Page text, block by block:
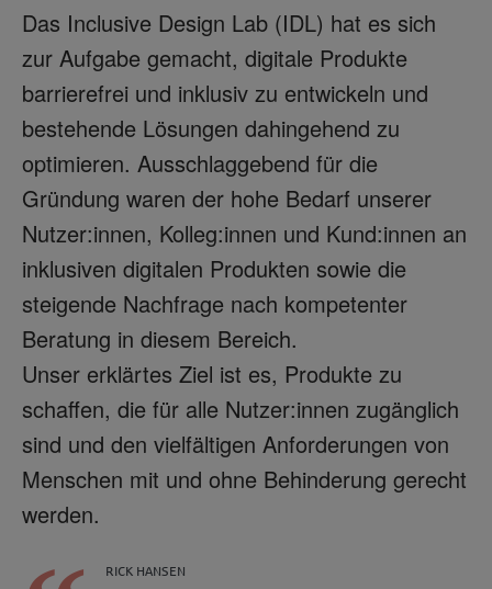
Das Inclusive Design Lab (IDL) hat es sich
zur Aufgabe gemacht, digitale Produkte
barrierefrei und inklusiv zu entwickeln und
bestehende Lösungen dahingehend zu
optimieren. Ausschlaggebend für die
Gründung waren der hohe Bedarf unserer
Nutzer:innen, Kolleg:innen und Kund:innen an
inklusiven digitalen Produkten sowie die
steigende Nachfrage nach kompetenter
Beratung in diesem Bereich.
Unser erklärtes Ziel ist es, Produkte zu
schaffen, die für alle Nutzer:innen zugänglich
sind und den vielfältigen Anforderungen von
Menschen mit und ohne Behinderung gerecht
werden.
RICK HANSEN